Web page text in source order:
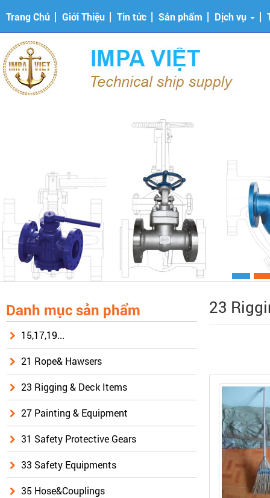
Trang Chủ Giới Thiệu Tin tức Sản phẩm Dịch vụ
Danh mục sản phẩm
15,17,19...
21 Rope& Hawsers
23 Rigging & Deck Items
27 Painting & Equipment
31 Safety Protective Gears
33 Safety Equipments
35 Hose&Couplings
23